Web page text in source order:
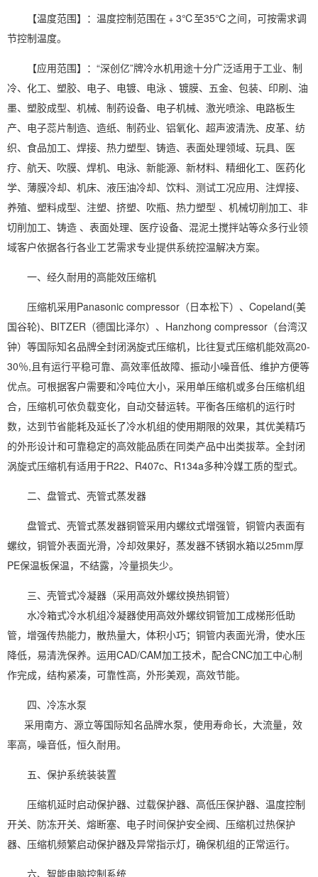
【温度范围】：温度控制范围在﹢3℃至35℃之间，可按需求调
节控制温度。
【应用范围】：“深创亿”牌冷水机用途十分广泛适用于工业、制
冷、化工、塑胶、电子、电镀、电泳 、镀膜、五金、包装、印刷、油
墨、塑胶成型、机械、制药设备、电子机械、激光喷涂、电路板生
产、电子蕊片制造、造纸、制药业、铝氧化、超声波清洗、皮革、纺
织、食品加工、焊接、热力塑型、铸造、表面处理领域、玩具、医
疗、航天、吹膜、焊机、电泳、新能源、新材料、精细化工、医药化
学、薄膜冷却、机床、液压油冷却、饮料、测试工况应用、注焊接、
养殖、塑料成型、注塑、挤塑、吹瓶、热力塑型 、机械切削加工、非
切削加工、铸造 、表面处理、医疗设备、混泥土搅拌站等众多行业领
域客户依据各行各业工艺需求专业提供系统控温解决方案。
一、经久耐用的高能效压缩机
压缩机采用Panasonic compressor（日本松下）、Copeland(美
国谷轮)、BITZER（德国比泽尔）、Hanzhong compressor（台湾汉
钟）等国际知名品牌全封闭涡旋式压缩机，比往复式压缩机能效高20-
30％,且有运行平稳可靠、高效率低故障、振动小噪音低、维护方便等
优点。可根据客户需要和冷吨位大小，采用单压缩机或多台压缩机组
合，压缩机可依负载变化，自动交替运转。平衡各压缩机的运行时
数，达到节省能耗及延长了冷水机组的使用期限的效果，其优美精巧
的外形设计和可靠稳定的高效能品质在同类产品中出类拔萃。全封闭
涡旋式压缩机有适用于R22、R407c、R134a多种冷媒工质的型式。
二、盘管式、壳管式蒸发器
盘管式、壳管式蒸发器铜管采用内螺纹式增强管，铜管内表面有
螺纹，铜管外表面光滑，冷却效果好，蒸发器不锈钢水箱以25mm厚
PE保温板保温，不结露，冷量损失少。
三、壳管式冷凝器（采用高效外螺纹换热铜管）
水冷箱式冷水机组冷凝器使用高效外螺纹铜管加工成梯形低助
管，增强传热能力，散热量大，体积小巧；铜管内表面光滑，使水压
降低，易清洗保养。运用CAD/CAM加工技术，配合CNC加工中心制
作完成，结构紧凑，可靠性高，外形美观，高效节能。
四、冷冻水泵
采用南方、源立等国际知名品牌水泵，使用寿命长，大流量，效
率高，噪音低，恒久耐用。
五、保护系统装装置
压缩机延时启动保护器、过载保护器、高低压保护器、温度控制
开关、防冻开关、熔断塞、电子时间保护安全阀、压缩机过热保护
器、压缩机频繁启动保护器及异常指示灯，确保机组的正常运行。
六、智能电脑控制系统